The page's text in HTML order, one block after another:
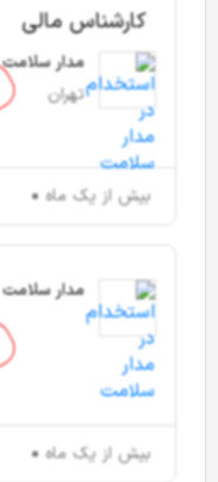
کارشناس مالی
مدار سلامت
تهران
بیش از یک ماه
مدار سلامت
بیش از یک ماه